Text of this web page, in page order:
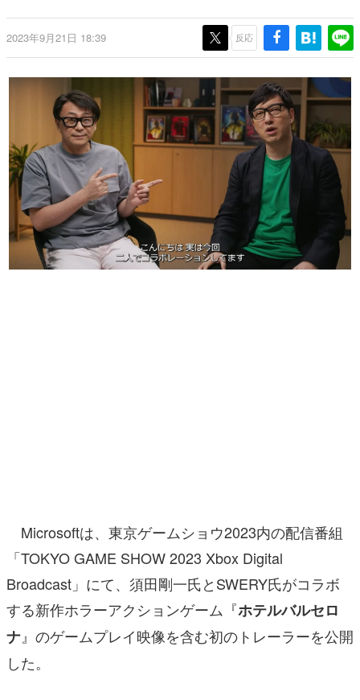
ゲーム世代の作家たち
ゲームに多大な影響を受けた作家さんに取材し、ゲームが
日本のコンテンツ産業やカルチャーに与えた影響を探る企
画です。
日本モバイルゲーム産業史
日本のモバイルゲーム史における主要なトピック・タイト
ルを網羅するほか、開発者へのインタビューや識者による
解説を掲載。約20年の歴史が一望できる決定版！
若ゲのいたり〜ゲームクリエイターの青春〜
『うつヌケ』『ペンと箸』等で知られるマンガ家・田中圭
一先生によるゲーム業界レポートマンガです。
なんでゲームは面白い？
ゲーム開発者・hamatsu氏がゲームの魅力を画面や操作の
具体的な形から解き明かしていく、硬派で骨太な評論連載
です。
その他
電ファミニコゲーマーとは？
運営：株式会社マレ
2023年9月21日 18:39 反応
Microsoftは、東京ゲームショウ2023内の配信番組
「TOKYO GAME SHOW 2023 Xbox Digital
Broadcast」にて、須田剛一氏とSWERY氏がコラボ
する新作ホラーアクションゲーム『ホテルバルセロ
ナ』のゲームプレイ映像を含む初のトレーラーを公開
した。